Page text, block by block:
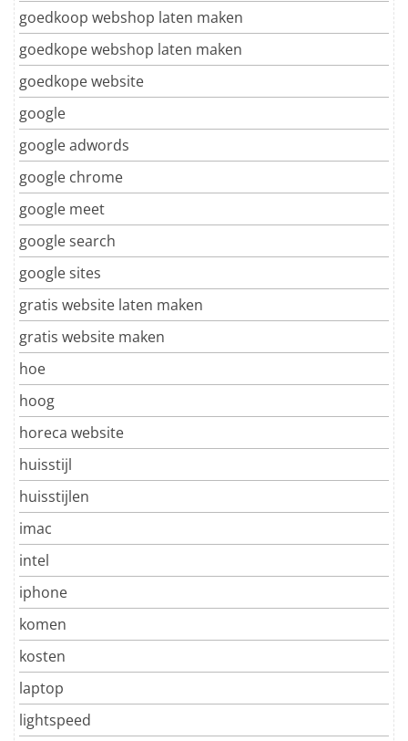
goedkoop webshop laten maken
goedkope webshop laten maken
goedkope website
google
google adwords
google chrome
google meet
google search
google sites
gratis website laten maken
gratis website maken
hoe
hoog
horeca website
huisstijl
huisstijlen
imac
intel
iphone
komen
kosten
laptop
lightspeed